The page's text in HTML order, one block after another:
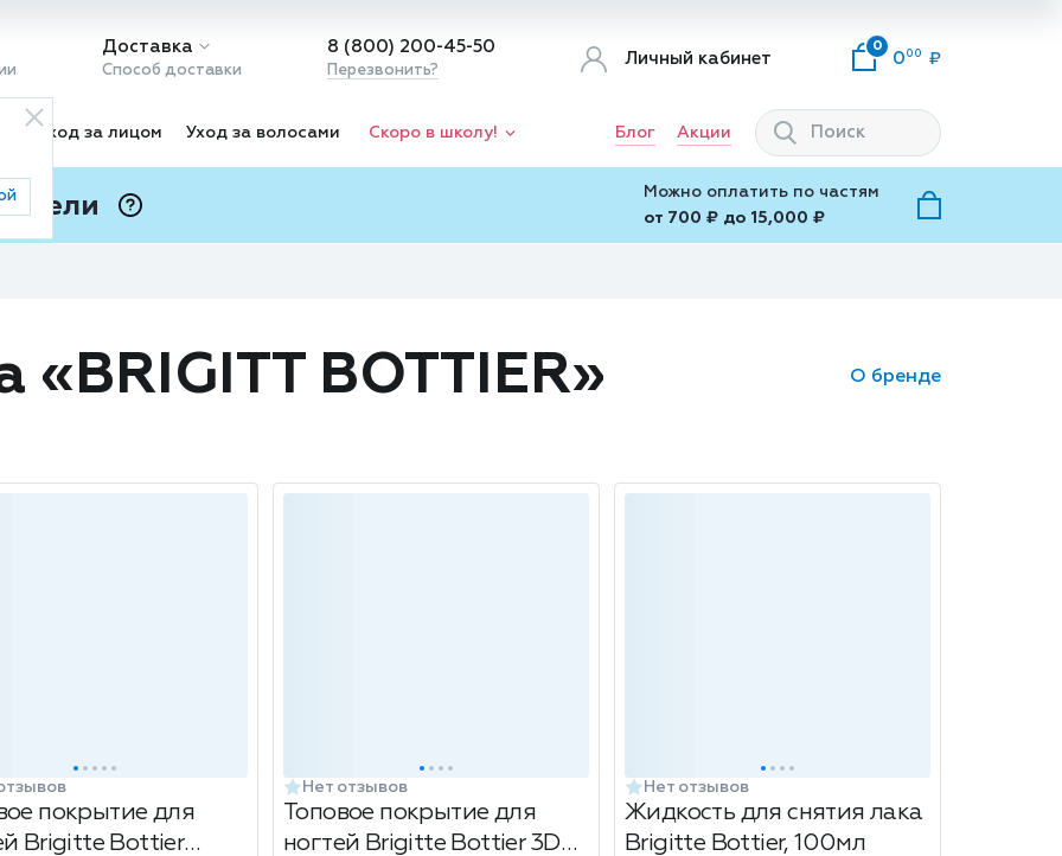
Доставка
Способ доставки
8 (800) 200-45-50
Перезвонить?
Личный кабинет
0
0 00
Уход за лицом Уход за волосами Скоро в школу! Блог Акции
Можно оплатить по частям
от 700 ₽ до 15,000 ₽
«BRIGITT BOTTIER» О бренде
покрытие для
Brigitte Bottier
Нет отзывов
Топовое покрытие для
ногтей Brigitte Bottier 3D
Нет отзывов
Жидкость для снятия лака
Brigitte Bottier, 100мл